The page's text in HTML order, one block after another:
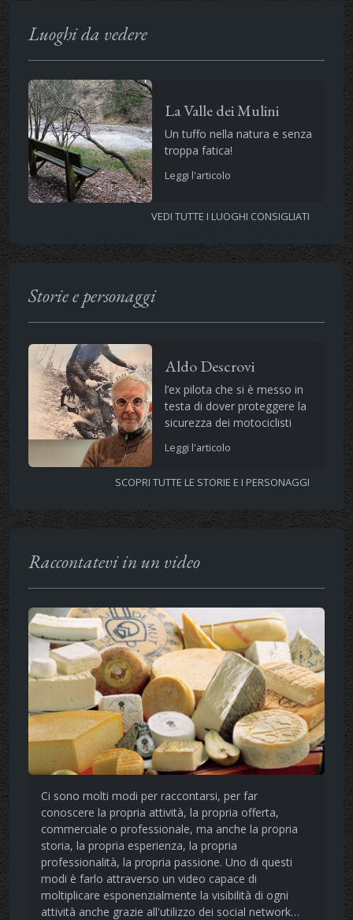
Luoghi da vedere
La Valle dei Mulini
Un tuffo nella natura e senza
troppa fatica!
Leggi l'articolo
VEDI TUTTE I LUOGHI CONSIGLIATI
Storie e personaggi
Aldo Descrovi
l’ex pilota che si è messo in
testa di dover proteggere la
sicurezza dei motociclisti
Leggi l'articolo
SCOPRI TUTTE LE STORIE E I PERSONAGGI
Raccontatevi in un video
Ci sono molti modi per raccontarsi, per far
conoscere la propria attività, la propria offerta,
commerciale o professionale, ma anche la propria
storia, la propria esperienza, la propria
professionalità, la propria passione. Uno di questi
modi è farlo attraverso un video capace di
moltiplicare esponenzialmente la visibilità di ogni
attività anche grazie all'utilizzo dei social network…